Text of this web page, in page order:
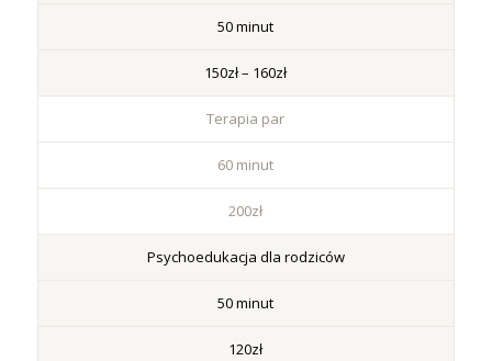
50 minut
150zł – 160zł
Terapia par
60 minut
200zł
Psychoedukacja dla rodziców
50 minut
120zł